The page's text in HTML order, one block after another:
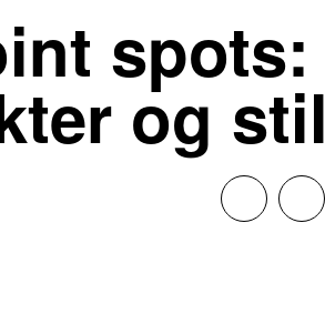
spots:
og stil